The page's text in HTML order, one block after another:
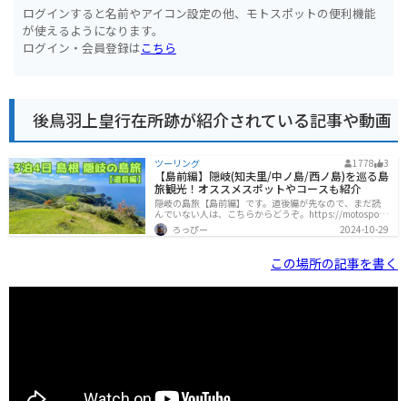
ログインすると名前やアイコン設定の他、モトスポットの便利機能
が使えるようになります。
ログイン・会員登録はこちら
後鳥羽上皇行在所跡が紹介されている記事や動画
ツーリング 1778 3
【島前編】隠岐(知夫里/中ノ島/西ノ島)を巡る島
旅観光！オススメスポットやコースも紹介
隠岐の島旅【島前編】です。道後編が先なので、まだ読
んでいない人は、こちらからどうぞ。https://motospot.j
p/blog/5852/道後から島前へフェリーで移動2日目の17:
00に道後の西郷港からフェリーで移動します。一番南の
乗り継いで、来居（くりい）港まで行きます。こんな感
じで移動できます。17:00 西郷港 発 高速船17:31 菱浦港
には「高速船（レインボージェット）」「フェリー」
ろっぴー 2024-10-29
この場所の記事を書く